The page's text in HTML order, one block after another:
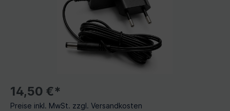
14,50 €*
Preise inkl. MwSt. zzgl. Versandkosten